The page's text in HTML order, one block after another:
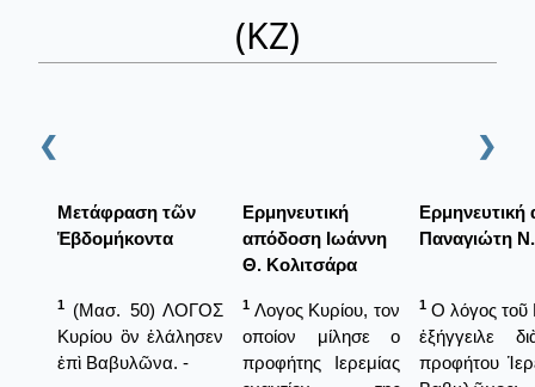
(ΚΖ)
❮ ❯
Μετάφραση τῶν
Ἑβδομήκοντα
Ερμηνευτική
απόδοση Ιωάννη
Θ. Κολιτσάρα
Παναγιώτη
1
(Μασ. 50) ΛΟΓΟΣ
Κυρίου ὃν ἐλάλησεν
ἐπὶ Βαβυλῶνα. -
1 Λογος Κυρίου, τον
οποίον μίλησε ο
προφήτης Ιερεμίας
1 Ο λόγος τοῦ
ἐξήγγειλε
προφήτου